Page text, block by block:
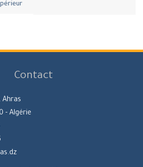
Contact
Ahras
- Algérie